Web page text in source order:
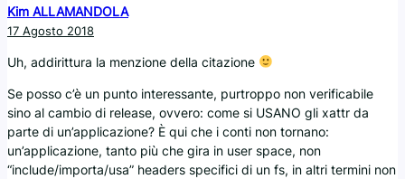
Kim ALLAMANDOLA
17 Agosto 2018
Uh, addirittura la menzione della citazione
Se posso c’è un punto interessante, purtroppo non verificabile
sino al cambio di release, ovvero: come si USANO gli xattr da
parte di un’applicazione? È qui che i conti non tornano:
un’applicazione, tanto più che gira in user space, non
“include/importa/usa” headers specifici di un fs, in altri termini non